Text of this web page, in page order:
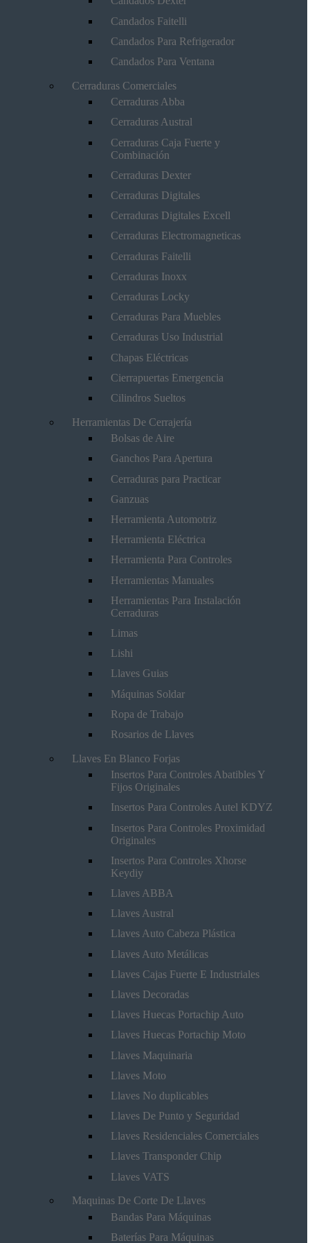
Candados Faitelli
Candados Para Refrigerador
Candados Para Ventana
Cerraduras Comerciales
Cerraduras Abba
Cerraduras Austral
Cerraduras Caja Fuerte y
Combinación
Cerraduras Dexter
Cerraduras Digitales
Cerraduras Digitales Excell
Cerraduras Electromagneticas
Cerraduras Faitelli
Cerraduras Inoxx
Cerraduras Locky
Cerraduras Para Muebles
Cerraduras Uso Industrial
Chapas Eléctricas
Cierrapuertas Emergencia
Cilindros Sueltos
Herramientas De Cerrajería
Bolsas de Aire
Ganchos Para Apertura
Cerraduras para Practicar
Ganzuas
Herramienta Automotriz
Herramienta Eléctrica
Herramienta Para Controles
Herramientas Manuales
Herramientas Para Instalación
Cerraduras
Limas
Lishi
Llaves Guias
Máquinas Soldar
Ropa de Trabajo
Rosarios de Llaves
Llaves En Blanco Forjas
Insertos Para Controles Abatibles Y
Fijos Originales
Insertos Para Controles Autel KDYZ
Insertos Para Controles Proximidad
Originales
Insertos Para Controles Xhorse
Keydiy
Llaves ABBA
Llaves Austral
Llaves Auto Cabeza Plástica
Llaves Auto Metálicas
Llaves Cajas Fuerte E Industriales
Llaves Decoradas
Llaves Huecas Portachip Auto
Llaves Huecas Portachip Moto
Llaves Maquinaria
Llaves Moto
Llaves No duplicables
Llaves De Punto y Seguridad
Llaves Residenciales Comerciales
Llaves Transponder Chip
Llaves VATS
Maquinas De Corte De Llaves
Bandas Para Máquinas
Baterías Para Máquinas